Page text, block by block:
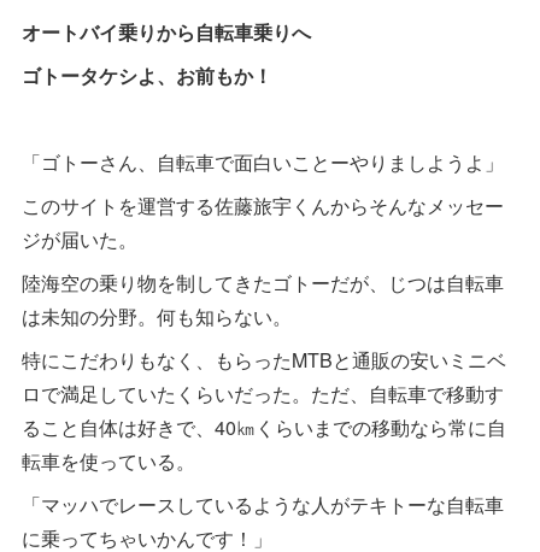
オートバイ乗りから自転車乗りへ
ゴトータケシよ、お前もか！
「ゴトーさん、自転車で面白いことーやりましようよ」
このサイトを運営する佐藤旅宇くんからそんなメッセー
ジが届いた。
陸海空の乗り物を制してきたゴトーだが、じつは自転車
は未知の分野。何も知らない。
特にこだわりもなく、もらったMTBと通販の安いミニベ
ロで満足していたくらいだった。ただ、自転車で移動す
ること自体は好きで、40㎞くらいまでの移動なら常に自
転車を使っている。
「マッハでレースしているような人がテキトーな自転車
に乗ってちゃいかんです！」